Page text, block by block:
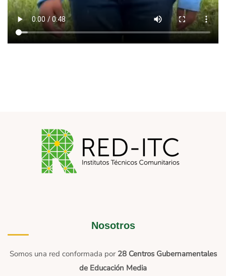
Nosotros
Somos una red conformada por 28 Centros Gubernamentales
de Educación Media